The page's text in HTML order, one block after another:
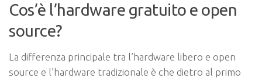
Cos’è l’hardware gratuito e open
source?
La differenza principale tra l’hardware libero e open
source e l’hardware tradizionale è che dietro al primo